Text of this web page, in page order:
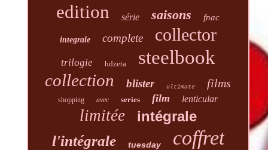
edition série saisons fnac
integrale complete collector
trilogie hdzeta steelbook
collection blister ultimate films
shopping avec series film lenticular
limitée
intégrale
l'intégrale
tuesday coffret